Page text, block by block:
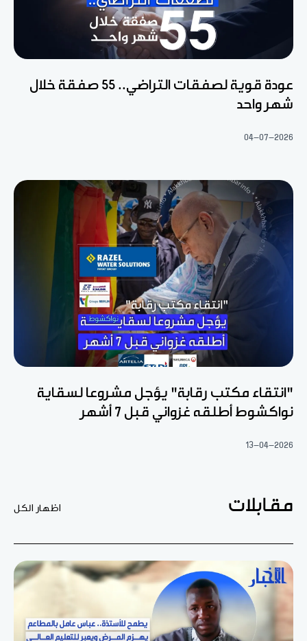
عودة قوية لصفقات التراضي.. 55 صفقة خلال
شهر واحد
04-07-2026
"انتقاء مكتب رقابة" يؤجل مشروعا لسقاية
نواكشوط أطلقه غزواني قبل 7 أشهر
13-04-2026
مقابلات اظهار الكل